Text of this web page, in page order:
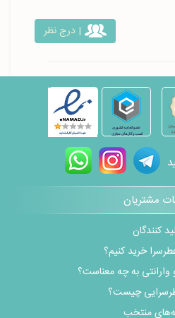
| درج نظر
مشتریان
کنندگان
خرید کنیم؟
وارانتی به چه معناست؟
چیست؟
منتخب